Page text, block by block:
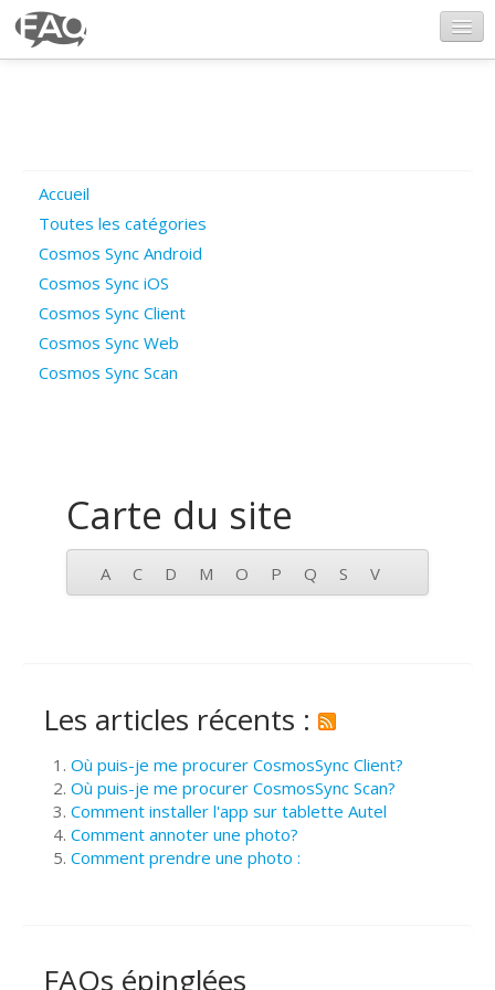
Poser une question
Questions ouvertes
Connexion
Accueil
Toutes les catégories
Cosmos Sync Android
Cosmos Sync iOS
Cosmos Sync Client
Cosmos Sync Web
Cosmos Sync Scan
Carte du site
A C D M O P Q S V
Les articles récents :
Où puis-je me procurer CosmosSync Client?
Où puis-je me procurer CosmosSync Scan?
Comment installer l'app sur tablette Autel
Comment annoter une photo?
Comment prendre une photo :
FAQs épinglées